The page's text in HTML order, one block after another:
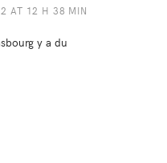
AT 12 H 38 MIN
y a du